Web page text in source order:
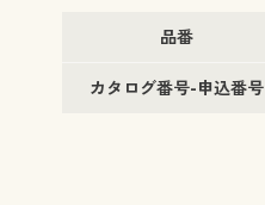
品番
カタログ番号-申込番号